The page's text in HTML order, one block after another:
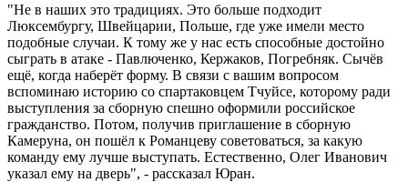
"Не в наших это традициях. Это больше подходит
Люксембургу, Швейцарии, Польше, где уже имели место
подобные случаи. К тому же у нас есть способные достойно
сыграть в атаке - Павлюченко, Кержаков, Погребняк. Сычёв
ещё, когда наберёт форму. В связи с вашим вопросом
вспоминаю историю со спартаковцем Тчуйсе, которому ради
выступления за сборную спешно оформили российское
гражданство. Потом, получив приглашение в сборную
Камеруна, он пошёл к Романцеву советоваться, за какую
команду ему лучше выступать. Естественно, Олег Иванович
указал ему на дверь", - рассказал Юран.